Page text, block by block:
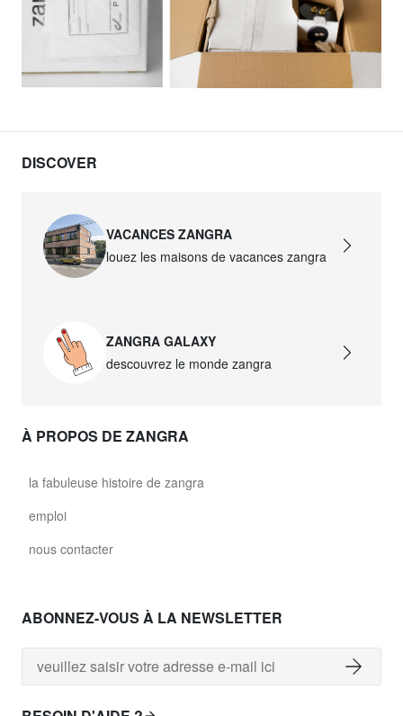
DISCOVER
VACANCES ZANGRA
louez les maisons de vacances zangra
ZANGRA GALAXY
descouvrez le monde zangra
À PROPOS DE ZANGRA
la fabuleuse histoire de zangra
emploi
nous contacter
ABONNEZ-VOUS À LA NEWSLETTER